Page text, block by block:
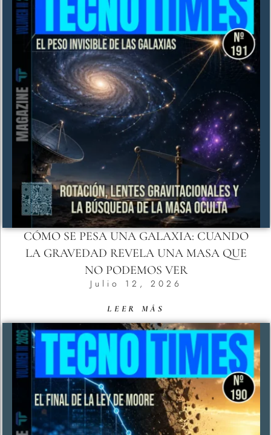
CÓMO SE PESA UNA GALAXIA: CUANDO
LA GRAVEDAD REVELA UNA MASA QUE
NO PODEMOS VER
Julio 12, 2026
LEER MÁS